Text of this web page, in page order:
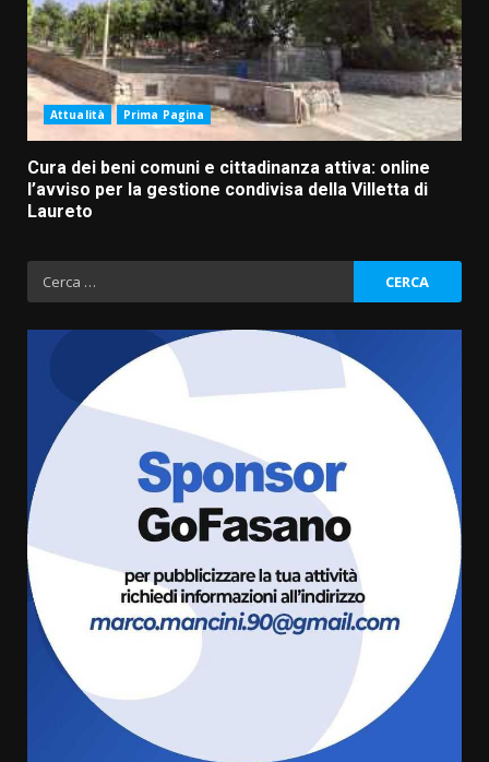
Attualità Prima Pagina
Cura dei beni comuni e cittadinanza attiva: online
l’avviso per la gestione condivisa della Villetta di
Laureto
Ricerca
per:
Cura dei beni comuni e
cittadinanza attiva: online
l’avviso per la gestione
condivisa della Villetta di
Laureto
6 Agosto 2026 06:20
La magia del Minareto e la prima
assoluta de “L’Albergo
Belvedere. Il rapimento”